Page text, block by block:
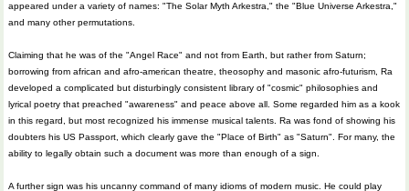
appeared under a variety of names: "The Solar Myth Arkestra," the "Blue Universe Arkestra,"
and many other permutations.
Claiming that he was of the "Angel Race" and not from Earth, but rather from Saturn;
borrowing from african and afro-american theatre, theosophy and masonic afro-futurism, Ra
developed a complicated but disturbingly consistent library of "cosmic" philosophies and
lyrical poetry that preached "awareness" and peace above all. Some regarded him as a kook
in this regard, but most recognized his immense musical talents. Ra was fond of showing his
doubters his US Passport, which clearly gave the "Place of Birth" as "Saturn". For many, the
ability to legally obtain such a document was more than enough of a sign.
A further sign was his uncanny command of many idioms of modern music. He could play